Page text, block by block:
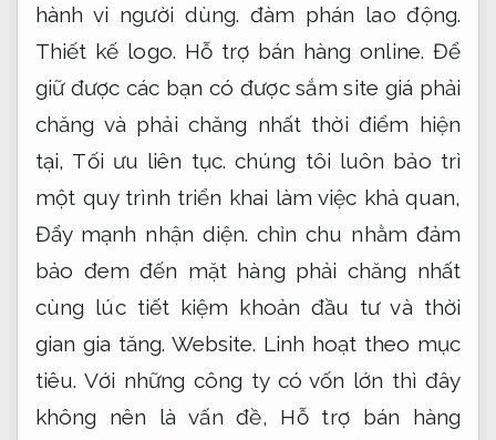
hành vi người dùng. đàm phán lao động.
Thiết kế logo. Hỗ trợ bán hàng online. Để
giữ được các bạn có được sắm site giá phải
chăng và phải chăng nhất thời điểm hiện
tại, Tối ưu liên tục. chúng tôi luôn bảo trì
một quy trình triển khai làm việc khả quan,
Đẩy mạnh nhận diện. chỉn chu nhằm đảm
bảo đem đến mặt hàng phải chăng nhất
cùng lúc tiết kiệm khoản đầu tư và thời
gian gia tăng. Website. Linh hoạt theo mục
tiêu. Với những công ty có vốn lớn thì đây
không nên là vấn đề, Hỗ trợ bán hàng